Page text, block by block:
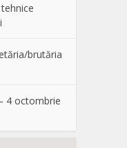
brutăria
4 octombrie